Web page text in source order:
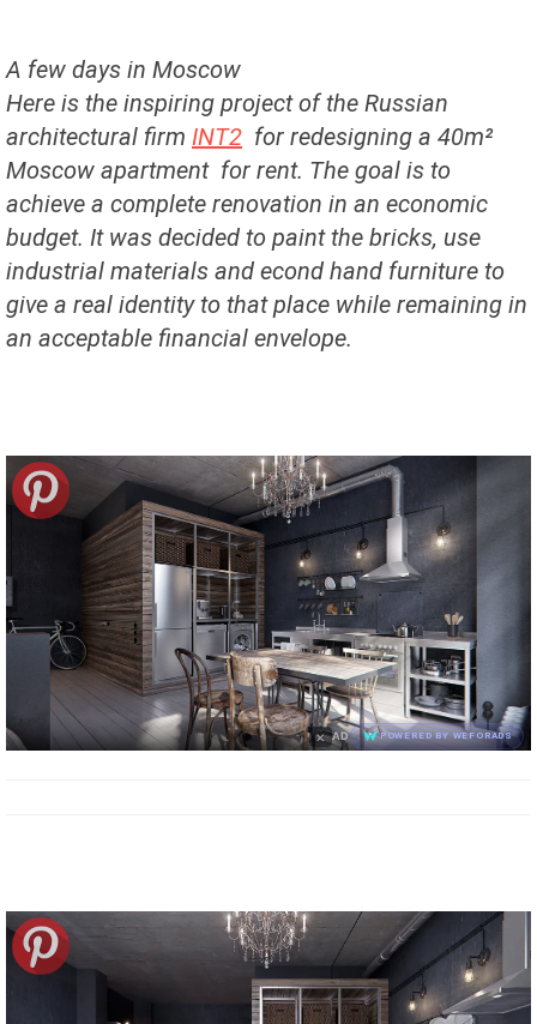
A few days in Moscow
Here is the inspiring project of the Russian
architectural firm INT2 for redesigning a 40m²
Moscow apartment for rent. The goal is to
achieve a complete renovation in an economic
budget. It was decided to paint the bricks, use
industrial materials and econd hand furniture to
give a real identity to that place while remaining in
an acceptable financial envelope.
× AD POWERED BY WEFORADS